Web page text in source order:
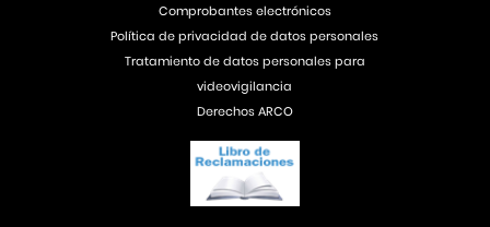
Comprobantes electrónicos
Política de privacidad de datos personales
Tratamiento de datos personales para
videovigilancia
Derechos ARCO